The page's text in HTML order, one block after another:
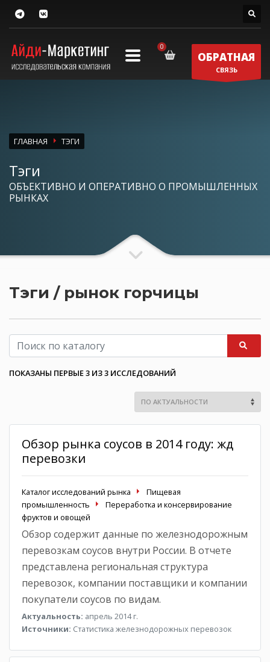
ОБРАТНАЯ
СВЯЗЬ
ГЛАВНАЯ ТЭГИ
Тэги
ОБЪЕКТИВНО И ОПЕРАТИВНО О ПРОМЫШЛЕННЫХ
РЫНКАХ
Тэги / рынок горчицы
ПОКАЗАНЫ ПЕРВЫЕ 3 ИЗ 3 ИССЛЕДОВАНИЙ
Обзор рынка соусов в 2014 году: жд
перевозки
Каталог исследований рынка
Пищевая
промышленность
Переработка и консервирование
фруктов и овощей
Обзор содержит данные по железнодорожным
перевозкам соусов внутри России. В отчете
представлена региональная структура
перевозок, компании поставщики и компании
покупатели соусов по видам.
Актуальность: апрель 2014 г.
Источники: Статистика железнодорожных перевозок